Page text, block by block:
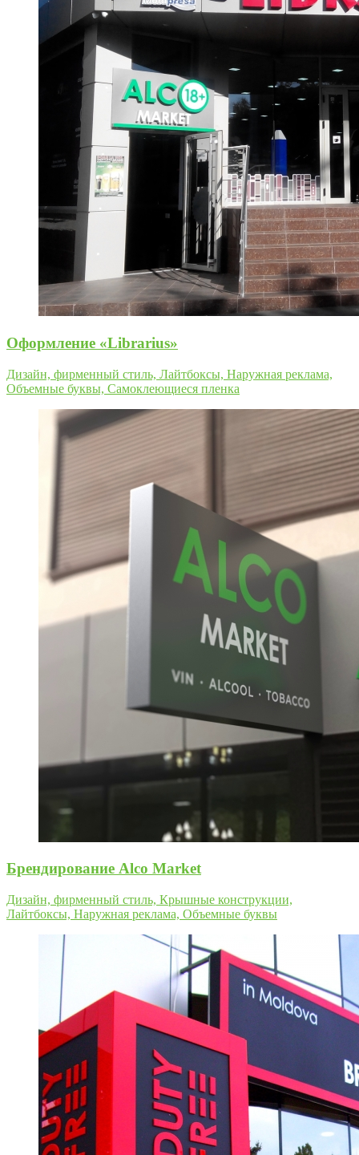
Оформление «Librarius»
Дизайн, фирменный стиль, Лайтбоксы, Наружная реклама,
Объемные буквы, Самоклеющиеся пленка
Брендирование Alco Market
Дизайн, фирменный стиль, Крышные конструкции,
Лайтбоксы, Наружная реклама, Объемные буквы